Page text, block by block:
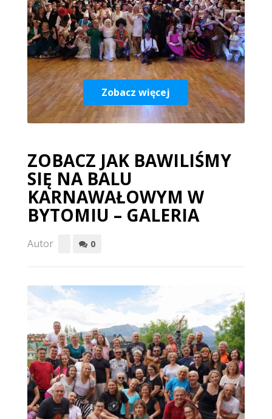
Zobacz więcej
ZOBACZ JAK BAWILIŚMY
SIĘ NA BALU
KARNAWAŁOWYM W
BYTOMIU – GALERIA
Autor 0